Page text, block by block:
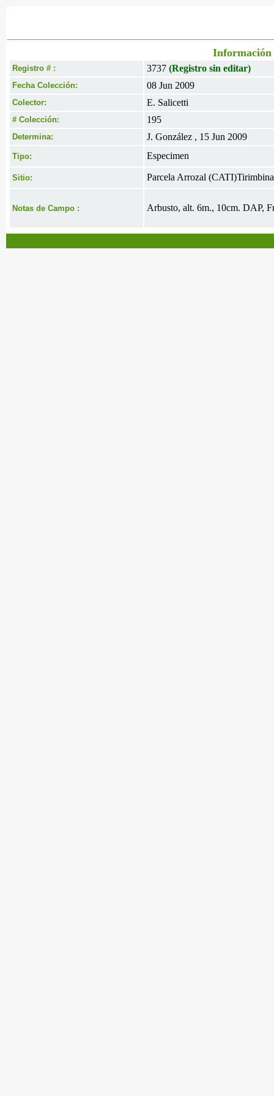
Información
Registro # : 3737 (Registro sin editar)
Fecha Colección: 08 Jun 2009
Colector: E. Salicetti
# Colección: 195
Determina: J. González , 15 Jun 2009
Tipo: Especimen
Sitio: Parcela Arrozal
Notas de Campo : Arbusto, alt. 6m., 10cm. DAP,